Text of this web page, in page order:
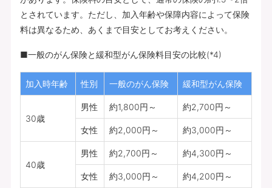
とされています。ただし、加入年齢や保障内容によって保険
料は異なるため、あくまで目安としてお考えください。
■一般のがん保険と緩和型がん保険料目安の比較(*4)
加入時年齢 性別 一般のがん保険 緩和型がん保険
30歳
男性 約1,800円～ 約2,700円～
女性 約2,000円～ 約3,000円～
40歳
男性 約2,700円～ 約4,300円～
女性 約3,000円～ 約4,200円～